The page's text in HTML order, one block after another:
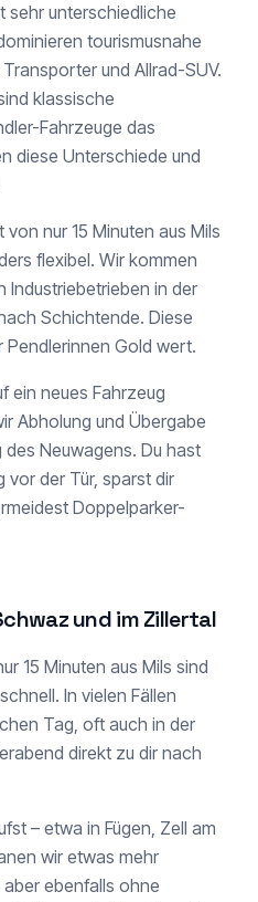
sehr unterschiedliche
tourismusnahe
und Allrad-SUV.
klassische
Fahrzeuge das
diese Unterschiede und
nur 15 Minuten aus Mils
flexibel. Wir kommen
Industriebetrieben in der
Schichtende. Diese
Pendlerinnen Gold wert.
ein neues Fahrzeug
Abholung und Übergabe
Neuwagens. Du hast
vor der Tür, sparst dir
Doppelparker-
und im Zillertal
15 Minuten aus Mils sind
In vielen Fällen
Tag, oft auch in der
direkt zu dir nach
– etwa in Fügen, Zell am
wir etwas mehr
ebenfalls ohne